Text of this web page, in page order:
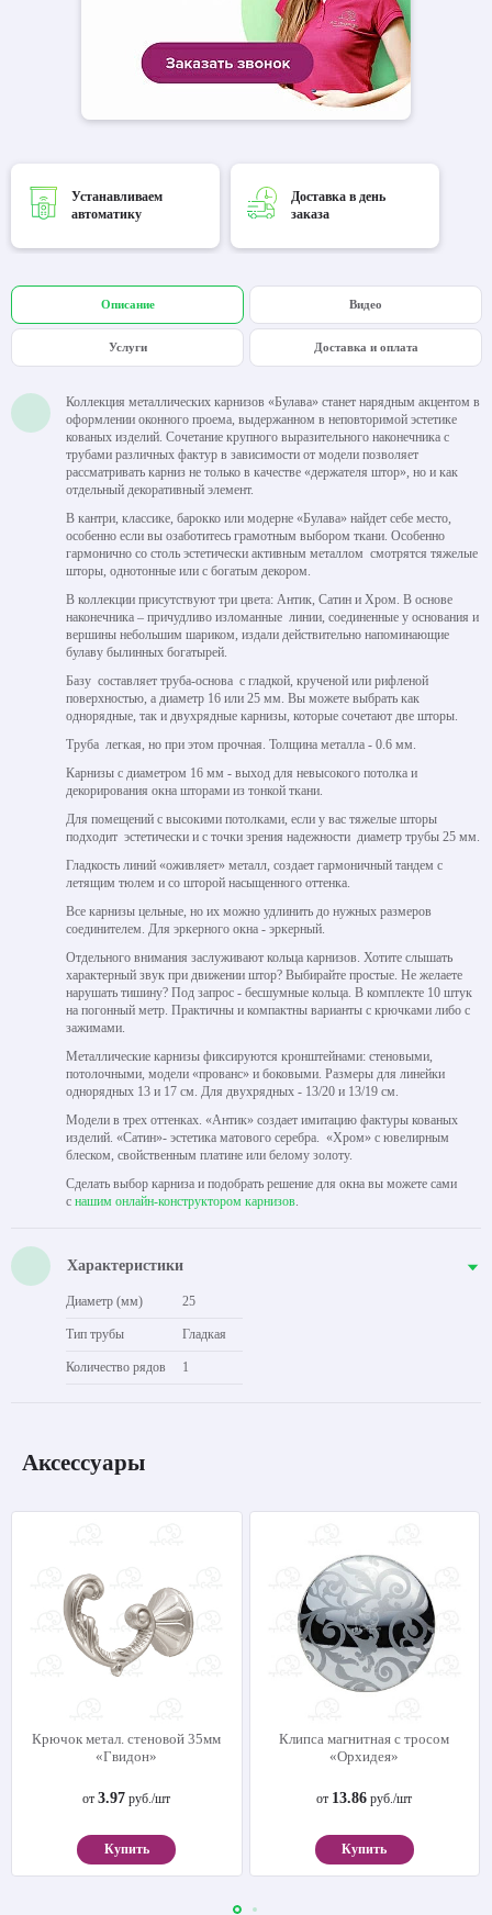
Устанавливаем
автоматику
Доставка в день
заказа
Описание Видео
Услуги Доставка и оплата
Коллекция металлических карнизов «Булава» станет нарядным акцентом в
оформлении оконного проема, выдержанном в неповторимой эстетике
кованых изделий. Сочетание крупного выразительного наконечника с
трубами различных фактур в зависимости от модели позволяет
рассматривать карниз не только в качестве «держателя штор», но и как
отдельный декоративный элемент.
В кантри, классике, барокко или модерне «Булава» найдет себе место,
особенно если вы озаботитесь грамотным выбором ткани. Особенно
гармонично со столь эстетически активным металлом смотрятся тяжелые
шторы, однотонные или с богатым декором.
В коллекции присутствуют три цвета: Антик, Сатин и Хром. В основе
наконечника – причудливо изломанные линии, соединенные у основания и
вершины небольшим шариком, издали действительно напоминающие
булаву былинных богатырей.
Базу составляет труба-основа с гладкой, крученой или рифленой
поверхностью, а диаметр 16 или 25 мм. Вы можете выбрать как
однорядные, так и двухрядные карнизы, которые сочетают две шторы.
Труба легкая, но при этом прочная. Толщина металла - 0.6 мм.
Карнизы с диаметром 16 мм - выход для невысокого потолка и
декорирования окна шторами из тонкой ткани.
Для помещений с высокими потолками, если у вас тяжелые шторы
подходит эстетически и с точки зрения надежности диаметр трубы 25 мм.
Гладкость линий «оживляет» металл, создает гармоничный тандем с
летящим тюлем и со шторой насыщенного оттенка.
Все карнизы цельные, но их можно удлинить до нужных размеров
соединителем. Для эркерного окна - эркерный.
Отдельного внимания заслуживают кольца карнизов. Хотите слышать
характерный звук при движении штор? Выбирайте простые. Не желаете
нарушать тишину? Под запрос - бесшумные кольца. В комплекте 10 штук
на погонный метр. Практичны и компактны варианты с крючками либо с
зажимами.
Металлические карнизы фиксируются кронштейнами: стеновыми,
потолочными, модели «прованс» и боковыми. Размеры для линейки
однорядных 13 и 17 см. Для двухрядных - 13/20 и 13/19 см.
Модели в трех оттенках. «Антик» создает имитацию фактуры кованых
изделий. «Сатин»- эстетика матового серебра. «Хром» с ювелирным
блеском, свойственным платине или белому золоту.
Сделать выбор карниза и подобрать решение для окна вы можете сами
с нашим онлайн-конструктором карнизов.
Характеристики
Диаметр (мм) 25
Тип трубы Гладкая
Количество рядов 1
Аксессуары
Крючок метал. стеновой 35мм
«Гвидон»
от3.97 руб./шт
Купить
Клипса магнитная с тросом
«Орхидея»
от 13.86 руб./шт
Купить